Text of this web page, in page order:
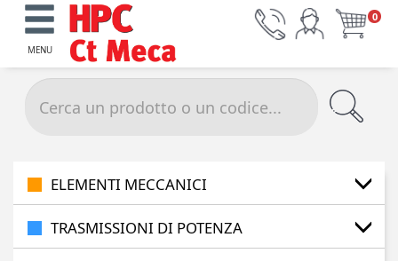
MENU
0
ELEMENTI MECCANICI
TRASMISSIONI DI POTENZA